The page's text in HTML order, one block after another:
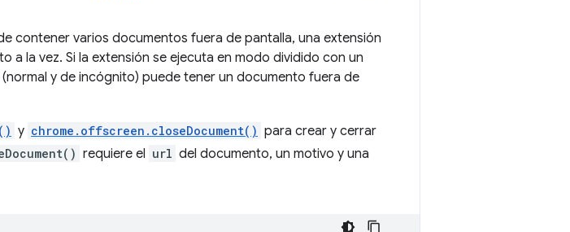
contener varios documentos fuera de pantalla, una extensión
a la vez. Si la extensión se ejecuta en modo dividido con un
y de incógnito) puede tener un documento fuera de
y chrome.offscreen.closeDocument() para crear y cerrar
requiere el url del documento, un motivo y una